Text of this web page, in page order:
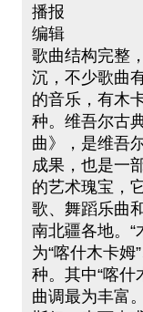
播报
编辑
歌曲结构完整
沉，不少歌曲
的音乐，有木
种。维吾尔古
曲》，是维吾
成果，也是一
的艺术瑰宝，
歌、舞蹈乐曲
南北疆各地。“
为“喀什木卡姆
种。其中“喀什
曲调最为丰富